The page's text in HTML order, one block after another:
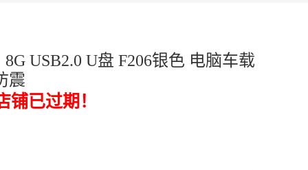
USB2.0 U盘 F206银色 电脑车载
震
已过期！